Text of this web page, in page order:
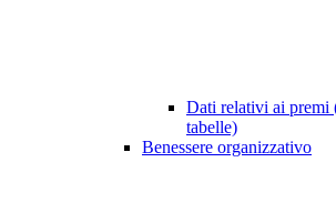
Dati relativi ai premi
tabelle)
Benessere organizzativo